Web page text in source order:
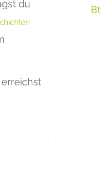
du
erreichst